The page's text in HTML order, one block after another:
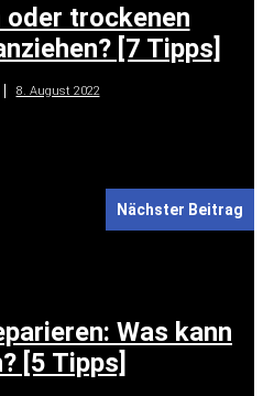
oder trockenen
[7 Tipps]
8. August 2022
Nächster Beitrag
Was kann
[5 Tipps]